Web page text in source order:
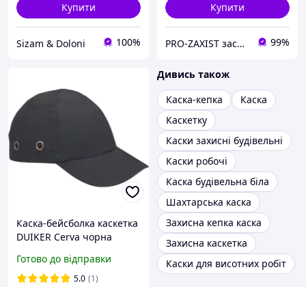
Купити
Sizam & Doloni 100%
Купити
PRO-ZAXIST засоби захисту для професіоналів. 99%
Каска-бейсболка каскетка
DUIKER Cerva чорна
Готово до відправки
5.0 (1)
Дивись також
Каска-кепка
Каска
Каскетку
Каски захисні будівельні
Каски робочі
Каска будівельна біла
Шахтарська каска
Захисна кепка каска
Захисна каскетка
Каски для висотних робіт